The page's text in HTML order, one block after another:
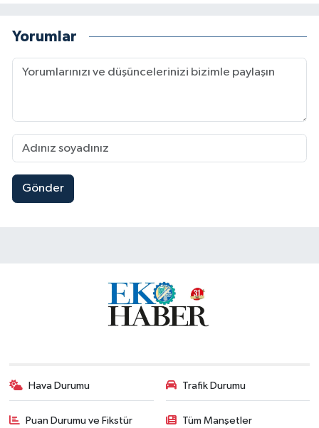
Yorumlar
Gönder
Hava Durumu Trafik Durumu
Puan Durumu ve Fikstür Tüm Manşetler